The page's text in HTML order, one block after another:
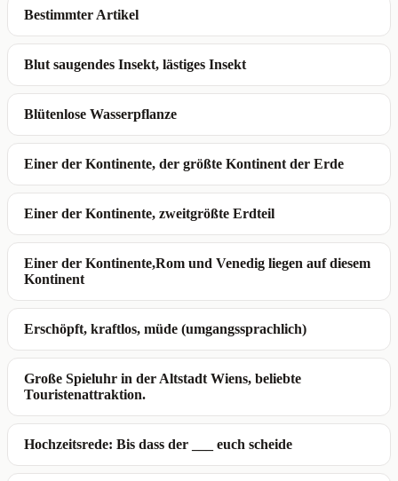
Bestimmter Artikel
Blut saugendes Insekt, lästiges Insekt
Blütenlose Wasserpflanze
Einer der Kontinente, der größte Kontinent der Erde
Einer der Kontinente, zweitgrößte Erdteil
Einer der Kontinente,Rom und Venedig liegen auf diesem
Kontinent
Erschöpft, kraftlos, müde (umgangssprachlich)
Große Spieluhr in der Altstadt Wiens, beliebte
Touristenattraktion.
Hochzeitsrede: Bis dass der ___ euch scheide